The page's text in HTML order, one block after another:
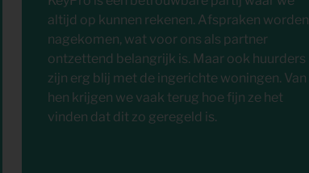
altijd op kunnen rekenen. Afspraken worden
nagekomen, wat voor ons als partner
ontzettend belangrijk is. Maar ook huurders
zijn erg blij met de ingerichte woningen. Van
hen krijgen we vaak terug hoe fijn ze het
vinden dat dit zo geregeld is.